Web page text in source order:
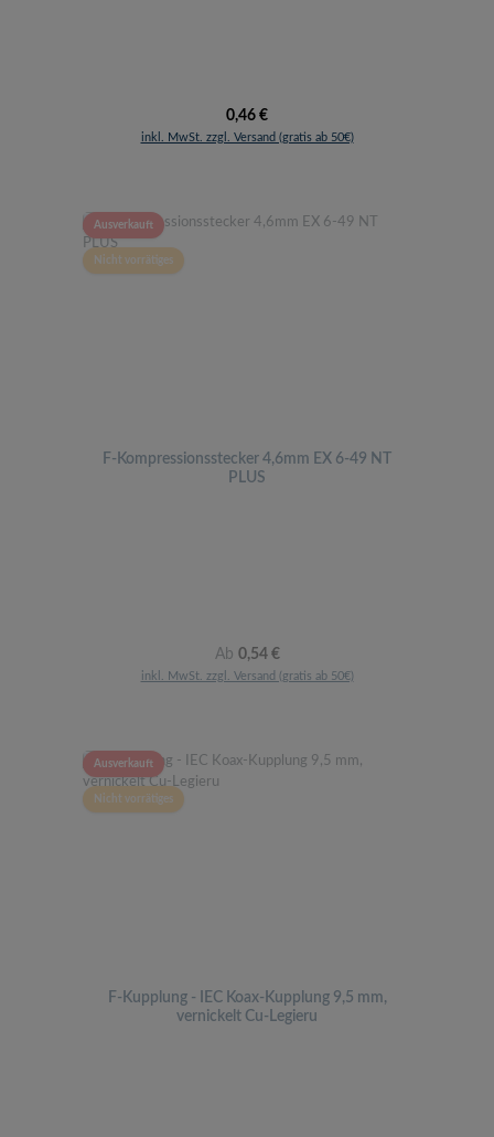
Regulärer Preis:
0,46 €
inkl. MwSt. zzgl. Versand (gratis ab 50€)
Ausverkauft
Nicht vorrätiges
F-Kompressionsstecker 4,6mm EX 6-49 NT
PLUS
Regulärer Preis:
Ab 0,54 €
inkl. MwSt. zzgl. Versand (gratis ab 50€)
Ausverkauft
Nicht vorrätiges
F-Kupplung - IEC Koax-Kupplung 9,5 mm,
vernickelt Cu-Legieru